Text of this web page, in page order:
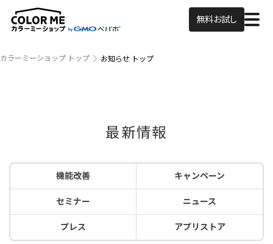
無料お試し
カラーミーショップ トップ お知らせ トップ
最新情報
機能改善 キャンペーン
セミナー ニュース
プレス アプリストア